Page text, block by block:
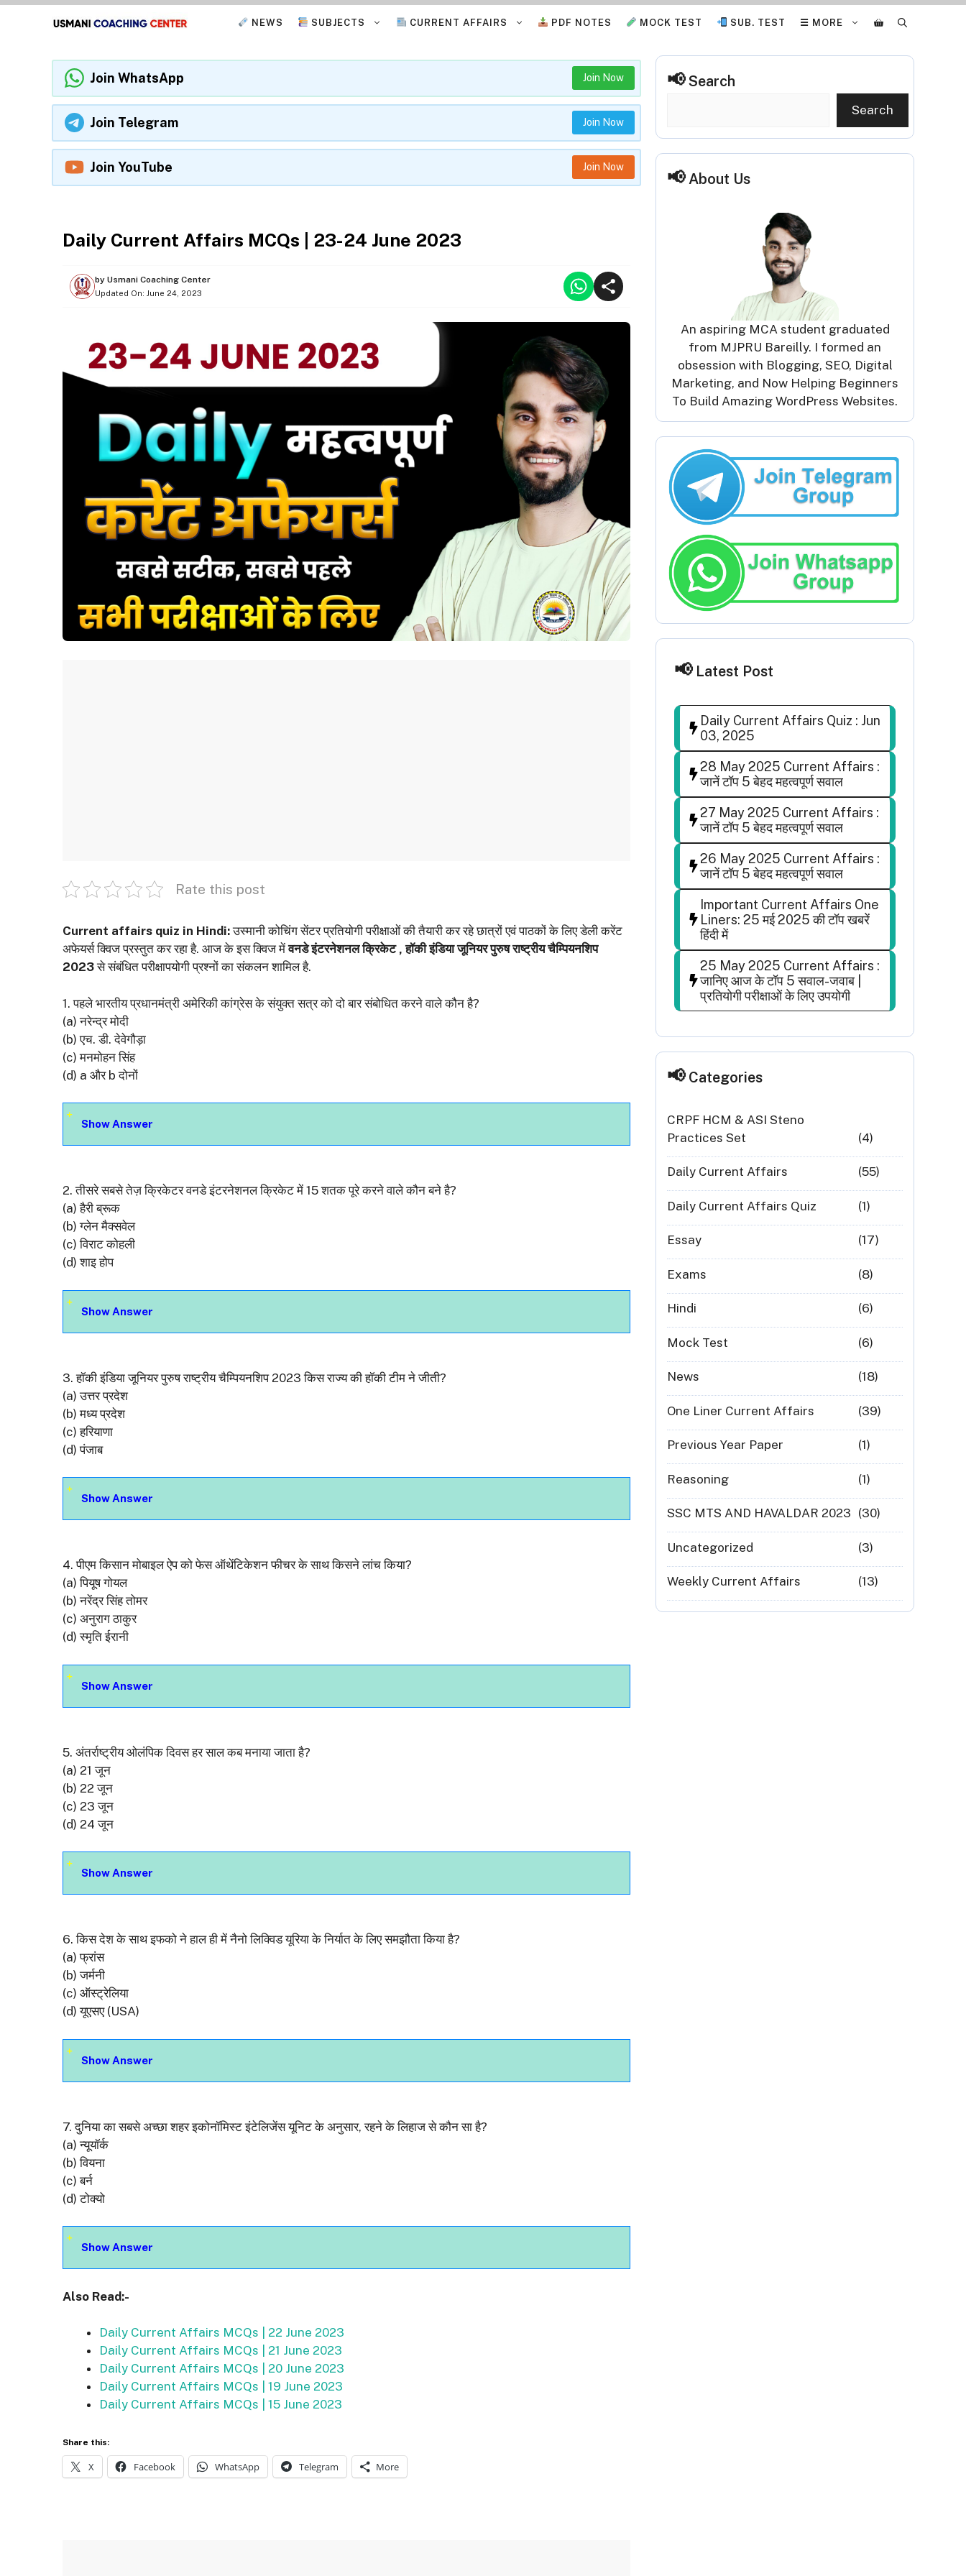
NEWS SUBJECTS CURRENT AFFAIRS PDF NOTES MOCK TEST SUB. TEST ☰ MORE
Join WhatsApp Join Now
Join Telegram Join Now
Join YouTube Join Now
Daily Current Affairs MCQs | 23-24 June 2023
by Usmani Coaching Center
Updated On: June 24, 2023
Rate this post
Current affairs quiz in Hindi:उस्मानी कोचिंग सेंटर प्रतियोगी परीक्षाओं की तैयारी कर रहे छात्रों एवं पाठकों के लिए डेली करेंट
अफेयर्स क्विज प्रस्तुत कर रहा है. आज के इस क्विज मेंवनडे इंटरनेशनल क्रिकेट , हॉकी इंडिया जूनियर पुरुष राष्ट्रीय चैम्पियनशिप
2023से संबंधित परीक्षापयोगी प्रश्नों का संकलन शामिल है.
1. पहले भारतीय प्रधानमंत्री अमेरिकी कांग्रेस के संयुक्त सत्र को दो बार संबोधित करने वाले कौन है?
(a) नरेन्द्र मोदी
(b) एच. डी. देवेगौड़ा
(c) मनमोहन सिंह
(d) a और b दोनों
Show Answer
2. तीसरे सबसे तेज़ क्रिकेटर वनडे इंटरनेशनल क्रिकेट में 15 शतक पूरे करने वाले कौन बने है?
(a) हैरी ब्रूक
(b) ग्लेन मैक्सवेल
(c) विराट कोहली
(d) शाइ होप
Show Answer
3. हॉकी इंडिया जूनियर पुरुष राष्ट्रीय चैम्पियनशिप 2023 किस राज्य की हॉकी टीम ने जीती?
(a) उत्तर प्रदेश
(b) मध्य प्रदेश
(c) हरियाणा
(d) पंजाब
Show Answer
4. पीएम किसान मोबाइल ऐप को फेस ऑथेंटिकेशन फीचर के साथ किसने लांच किया?
(a) पियूष गोयल
(b) नरेंद्र सिंह तोमर
(c) अनुराग ठाकुर
(d) स्मृति ईरानी
Show Answer
5. अंतर्राष्ट्रीय ओलंपिक दिवस हर साल कब मनाया जाता है?
(a) 21 जून
(b) 22 जून
(c) 23 जून
(d) 24 जून
Show Answer
6. किस देश के साथ इफको ने हाल ही में नैनो लिक्विड यूरिया के निर्यात के लिए समझौता किया है?
(a) फ्रांस
(b) जर्मनी
(c) ऑस्ट्रेलिया
(d) यूएसए (USA)
Show Answer
7. दुनिया का सबसे अच्छा शहर इकोनॉमिस्ट इंटेलिजेंस यूनिट के अनुसार, रहने के लिहाज से कौन सा है?
(a) न्यूयॉर्क
(b) वियना
(c) बर्न
(d) टोक्यो
Show Answer
Also Read:-
Daily Current Affairs MCQs | 22 June 2023
Daily Current Affairs MCQs | 21 June 2023
Daily Current Affairs MCQs | 20 June 2023
Daily Current Affairs MCQs | 19 June 2023
Daily Current Affairs MCQs | 15 June 2023
Share this:
X Facebook WhatsApp Telegram More
Search
Search
About Us
An aspiring MCA student graduated
from MJPRU Bareilly. I formed an
obsession with Blogging, SEO, Digital
Marketing, and Now Helping Beginners
To Build Amazing WordPress Websites.
Latest Post
Daily Current Affairs Quiz : Jun
03, 2025
28 May 2025 Current Affairs :
जानें टॉप 5 बेहद महत्वपूर्ण सवाल
27 May 2025 Current Affairs :
जानें टॉप 5 बेहद महत्वपूर्ण सवाल
26 May 2025 Current Affairs :
जानें टॉप 5 बेहद महत्वपूर्ण सवाल
Important Current Affairs One
Liners: 25 मई 2025 की टॉप खबरें
हिंदी में
25 May 2025 Current Affairs :
जानिए आज के टॉप 5 सवाल-जवाब |
प्रतियोगी परीक्षाओं के लिए उपयोगी
Categories
CRPF HCM & ASI Steno
Practices Set
(4)
Daily Current Affairs (55)
Daily Current Affairs Quiz (1)
Essay (17)
Exams (8)
Hindi (6)
Mock Test (6)
News (18)
One Liner Current Affairs (39)
Previous Year Paper (1)
Reasoning (1)
SSC MTS AND HAVALDAR 2023 (30)
Uncategorized (3)
Weekly Current Affairs (13)